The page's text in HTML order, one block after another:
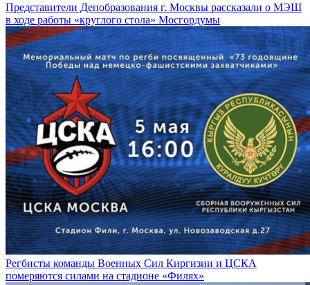
Представители Депобразования г. Москвы рассказали о МЭШ
в ходе работы «круглого стола» Мосгордумы
Регбисты команды Военных Сил Киргизии и ЦСКА
померяются силами на стадионе «Филях»